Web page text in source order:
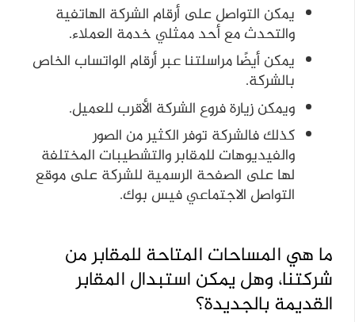
يمكن التواصل على أرقام الشركة الهاتفية
والتحدث مع أحد ممثلي خدمة العملاء.
يمكن أيضًا مراسلتنا عبر أرقام الواتساب الخاص
بالشركة.
ويمكن زيارة فروع الشركة الأقرب للعميل.
كذلك فالشركة توفر الكثير من الصور
والفيديوهات للمقابر والتشطيبات المختلفة
لها على الصفحة الرسمية للشركة على موقع
التواصل الاجتماعي فيس بوك.
ما هي المساحات المتاحة للمقابر من
شركتنا، وهل يمكن استبدال المقابر
القديمة بالجديدة؟